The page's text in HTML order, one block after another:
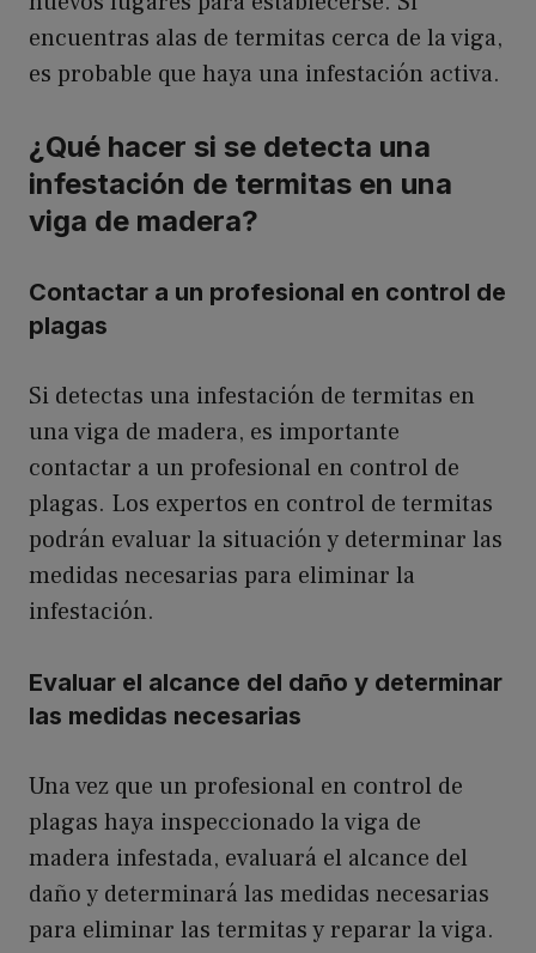
encuentras alas de termitas cerca de la viga,
es probable que haya una infestación activa.
¿Qué hacer si se detecta una
infestación de termitas en una
viga de madera?
Contactar a un profesional en control de
plagas
Si detectas una infestación de termitas en
una viga de madera, es importante
contactar a un profesional en control de
plagas. Los expertos en control de termitas
podrán evaluar la situación y determinar las
medidas necesarias para eliminar la
infestación.
Evaluar el alcance del daño y determinar
las medidas necesarias
Una vez que un profesional en control de
plagas haya inspeccionado la viga de
madera infestada, evaluará el alcance del
daño y determinará las medidas necesarias
para eliminar las termitas y reparar la viga.